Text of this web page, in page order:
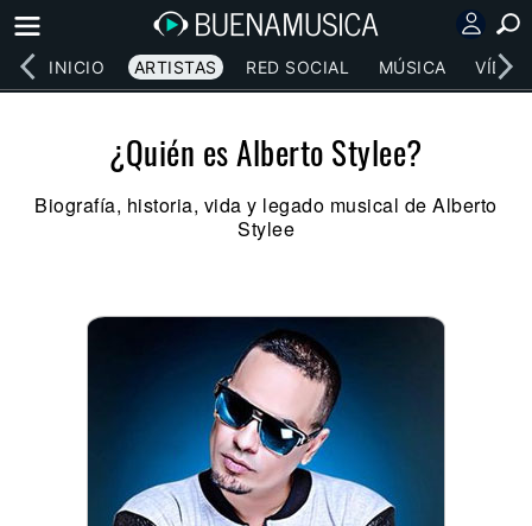
INICIO ARTISTAS RED SOCIAL MÚSICA
¿Quién es Alberto Stylee?
Biografía, historia, vida y legado musical de Alberto
Stylee